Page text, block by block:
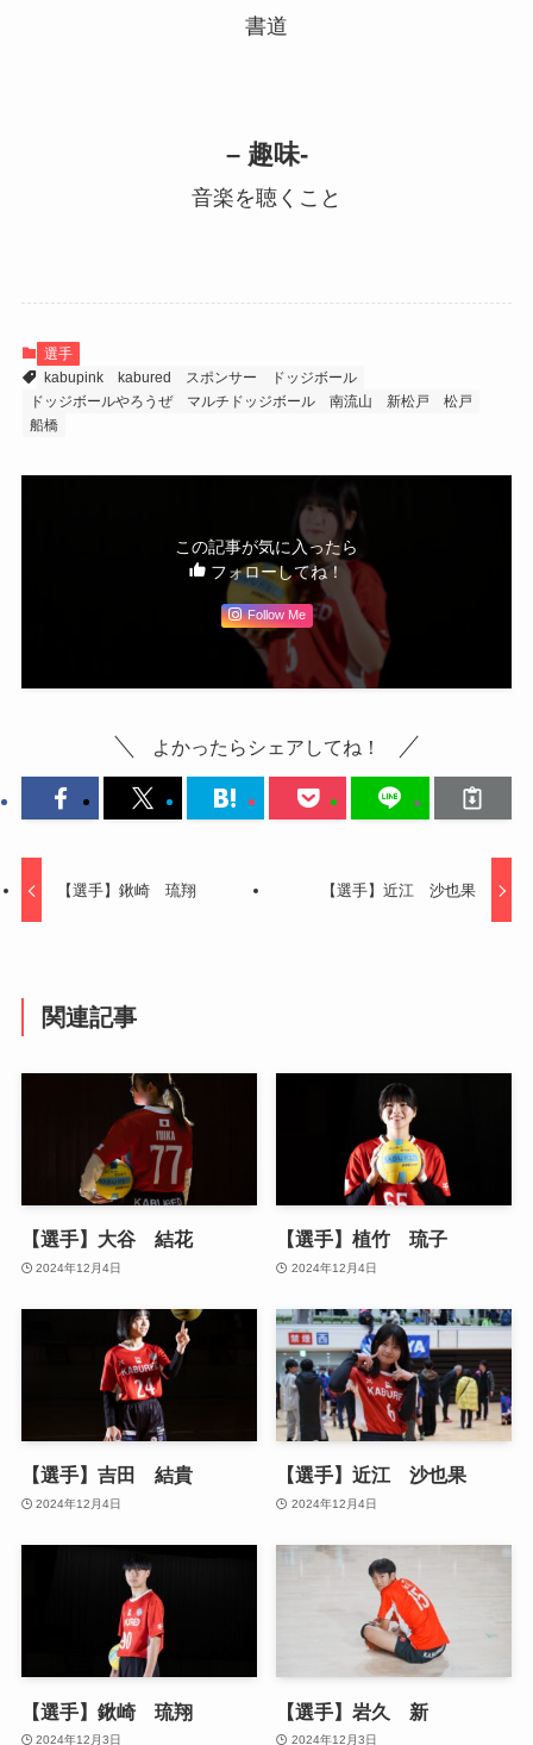
書道
– 趣味-
音楽を聴くこと
選手
kabupink
kabured スポンサー
ドッジボール
ドッジボールやろうぜ
マルチドッジボール 南流山 新松戸
松戸
船橋
この記事が気に入ったら
フォローしてね！
Follow Me
よかったらシェアしてね！
【選手】鍬崎 琉翔 【選手】近江 沙也果
関連記事
【選手】大谷 結花
2024年12月4日
【選手】植竹 琉子
2024年12月4日
【選手】吉田 結貴
2024年12月4日
【選手】近江 沙也果
2024年12月4日
【選手】鍬崎 琉翔
2024年12月3日
【選手】岩久 新
2024年12月3日